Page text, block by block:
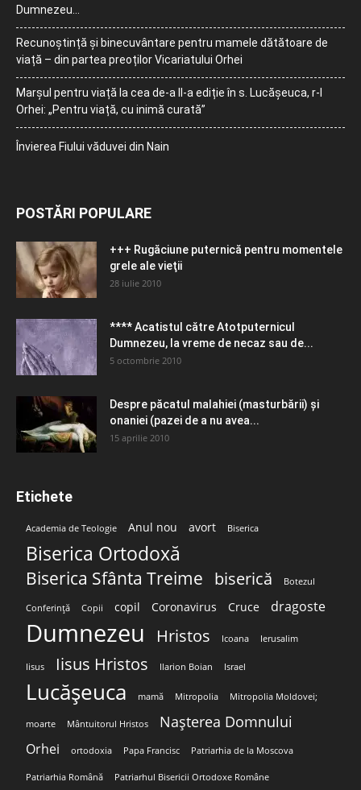
Dumnezeu…
Recunoștință și binecuvântare pentru mamele dătătoare de
viață – din partea preoților Vicariatului Orhei
Marșul pentru viață la cea de-a II-a ediție în s. Lucășeuca, r-l
Orhei: „Pentru viață, cu inimă curată”
Învierea Fiului văduvei din Nain
POSTĂRI POPULARE
+++ Rugăciune puternică pentru momentele
grele ale vieţii
28 iulie 2010
**** Acatistul către Atotputernicul
Dumnezeu, la vreme de necaz sau de...
5 octombrie 2010
Despre păcatul malahiei (masturbării) şi
onaniei (pazei de a nu avea...
15 aprilie 2010
Etichete
Academia de Teologie Anul nou avort Biserica
Biserica Ortodoxă
Biserica Sfânta Treime biserică Botezul
Conferință Copii copil Coronavirus Cruce dragoste
Dumnezeu Hristos Icoana Ierusalim
Iisus Iisus Hristos Ilarion Boian Israel
Lucășeuca mamă Mitropolia Mitropolia Moldovei;
moarte Mântuitorul Hristos Nașterea Domnului
Orhei ortodoxia Papa Francisc Patriarhia de la Moscova
Patriarhia Română Patriarhul Bisericii Ortodoxe Române